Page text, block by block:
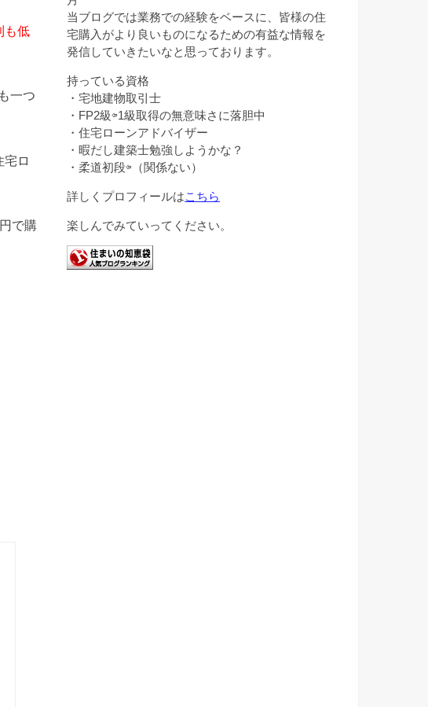
も低
一つ
ロ
で購
当ブログでは業務での経験をベースに、皆様の住
宅購入がより良いものになるための有益な情報を
発信していきたいなと思っております。
持っている資格
・宅地建物取引士
・FP2級⇦1級取得の無意味さに落胆中
・住宅ローンアドバイザー
・暇だし建築士勉強しようかな？
・柔道初段⇦（関係ない）
詳しくプロフィールはこちら
楽しんでみていってください。